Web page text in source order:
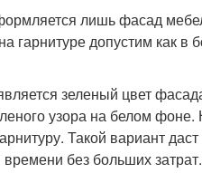
лишь фасад
гарнитуре допустим как в
зеленый цвет
узора на белом
Такой вариант
без больших затрат.